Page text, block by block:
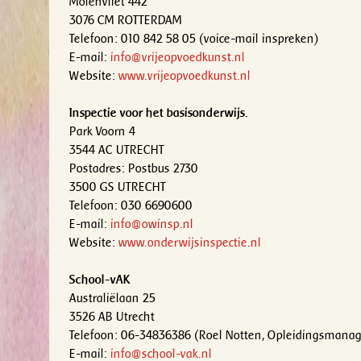
3076 CM ROTTERDAM
Telefoon: 010 842 58 05 (voice-mail inspreken)
E-mail: info@vrijeopvoedkunst.nl
Website: www.vrijeopvoedkunst.nl
Inspectie voor het basisonderwijs.
Park Voorn 4
3544 AC UTRECHT
Postadres: Postbus 2730
3500 GS UTRECHT
Telefoon: 030 6690600
E-mail: info@owinsp.nl
Website: www.onderwijsinspectie.nl
School-vAK
Australiëlaan 25
3526 AB Utrecht
Telefoon: 06-34836386 (Roel Notten,
E-mail: info@school-vak.nl